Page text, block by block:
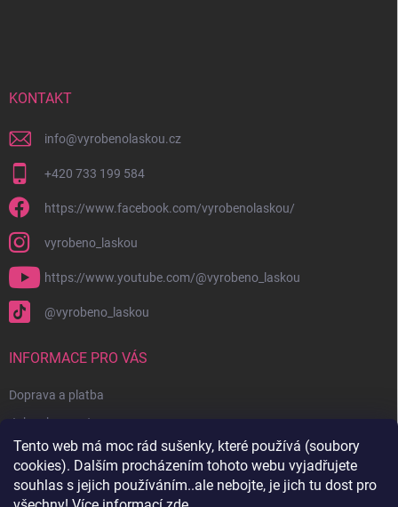
Tento web má moc rád sušenky, které používá (soubory
cookies). Dalším procházením tohoto webu vyjadřujete
souhlas s jejich používáním..ale nebojte, je jich tu dost pro
KONTAKT
info@vyrobenolaskou.cz
+420 733 199 584
https://www.facebook.com/vyrobenolaskou/
vyrobeno_laskou
https://www.youtube.com/@vyrobeno_laskou
@vyrobeno_laskou
INFORMACE PRO VÁS
Doprava a platba
Jak nakupovat
Obchodní podmínky + reklamační řád
Ochrana osobních údajů